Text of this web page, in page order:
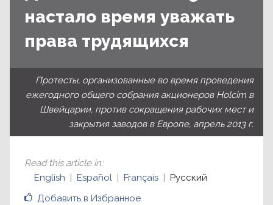
настало время уважать
права трудящихся
Протесты, организованные во время проведения
ежегодного общего собрания акционеров Holcim в
Швейцарии, против сокращения рабочих мест и
закрытия заводов в Европе, апрель 2013 г.
Добавить в Избранное
Read this article in:
English
Español Français Русский